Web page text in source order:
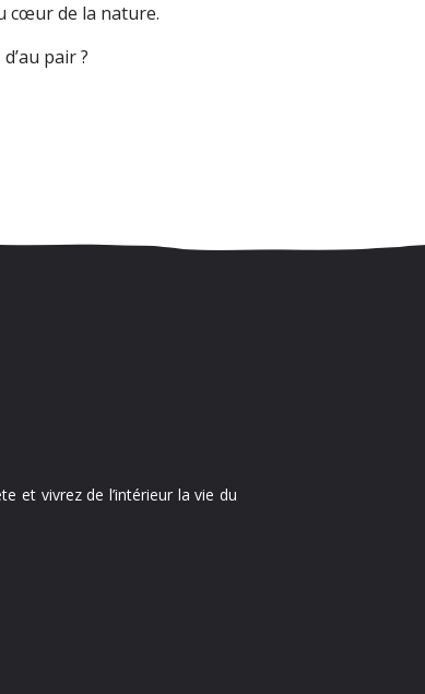
cœur de la nature.
pair ?
et vivrez de l’intérieur la vie du